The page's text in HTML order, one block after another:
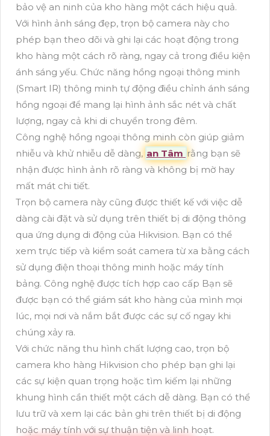
bảo vệ an ninh của kho hàng một cách hiệu quả.
Với hình ảnh sáng đẹp, trọn bộ camera này cho
phép bạn theo dõi và ghi lại các hoạt động trong
kho hàng một cách rõ ràng, ngay cả trong điều kiện
ánh sáng yếu. Chức năng hồng ngoại thông minh
(Smart IR) thông minh tự động điều chỉnh ánh sáng
hồng ngoại để mang lại hình ảnh sắc nét và chất
lượng, ngay cả khi di chuyển trong đêm.
Công nghệ hồng ngoại thông minh còn giúp giảm
nhiễu và khử nhiễu dễ dàng, an Tâm rằng bạn sẽ
nhận được hình ảnh rõ ràng và không bị mờ hay
mất mát chi tiết.
Trọn bộ camera này cũng được thiết kế với việc dễ
dàng cài đặt và sử dụng trên thiết bị di động thông
qua ứng dụng di động của Hikvision. Bạn có thể
xem trực tiếp và kiểm soát camera từ xa bằng cách
sử dụng điện thoại thông minh hoặc máy tính
bảng. Công nghệ được tích hợp cao cấp Bạn sẽ
được bạn có thể giám sát kho hàng của mình mọi
lúc, mọi nơi và nắm bắt được các sự cố ngay khi
chúng xảy ra.
Với chức năng thu hình chất lượng cao, trọn bộ
camera kho hàng Hikvision cho phép bạn ghi lại
các sự kiện quan trọng hoặc tìm kiếm lại những
khung hình cần thiết một cách dễ dàng. Bạn có thể
lưu trữ và xem lại các bản ghi trên thiết bị di động
hoặc máy tính với sự thuận tiện và linh hoạt.